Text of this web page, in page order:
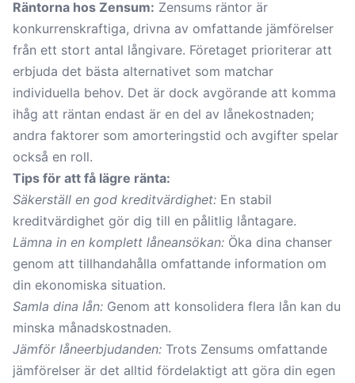
Räntorna hos Zensum: Zensums räntor är
konkurrenskraftiga, drivna av omfattande jämförelser
från ett stort antal långivare. Företaget prioriterar att
erbjuda det bästa alternativet som matchar
individuella behov. Det är dock avgörande att komma
ihåg att räntan endast är en del av lånekostnaden;
andra faktorer som amorteringstid och avgifter spelar
också en roll.
Tips för att få lägre ränta:
Säkerställ en god kreditvärdighet: En stabil
kreditvärdighet gör dig till en pålitlig låntagare.
Lämna in en komplett låneansökan: Öka dina chanser
genom att tillhandahålla omfattande information om
din ekonomiska situation.
Samla dina lån: Genom att konsolidera flera lån kan du
minska månadskostnaden.
Jämför låneerbjudanden: Trots Zensums omfattande
jämförelser är det alltid fördelaktigt att göra din egen